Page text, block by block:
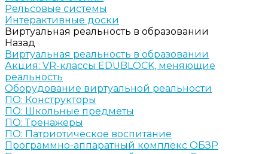
Рельсовые системы
Интерактивные доски
Виртуальная реальность в образовании
Назад
Виртуальная реальность в образовании
Акция: VR-классы EDUBLOCK, меняющие
реальность
Оборудование виртуальной реальности
ПО: Конструкторы
ПО: Школьные предметы
ПО: Тренажеры
ПО: Патриотическое воспитание
Программно-аппаратный комплекс ОБЗР